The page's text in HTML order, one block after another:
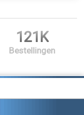
121K
Bestellingen